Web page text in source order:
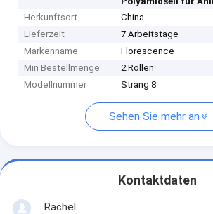
Herkunftsort
China
Lieferzeit
7 Arbeitstage
Markenname
Florescence
Min Bestellmenge
2 Rollen
Modellnummer
Strang 8
Sehen Sie mehr an
Kontaktdaten
Rachel